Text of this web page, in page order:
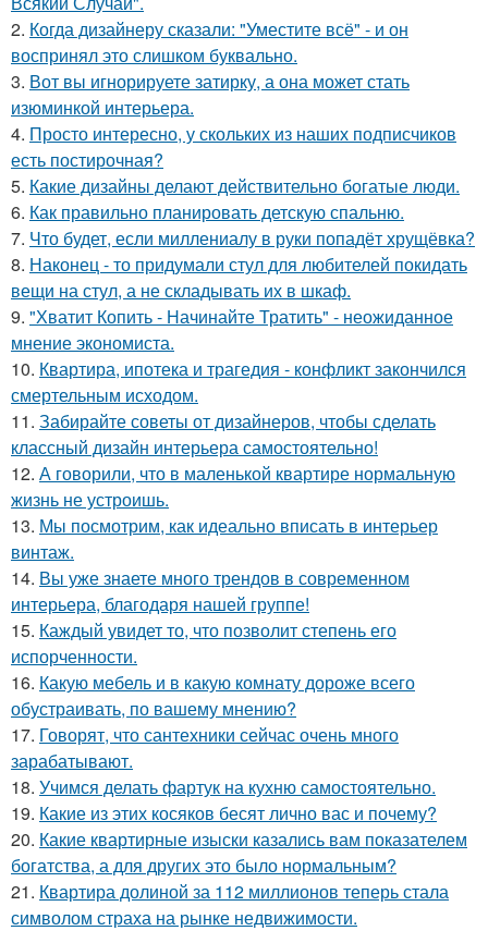
2. Когда дизайнеру сказали: "Уместите всё" - и он
воспринял это слишком буквально.
3. Вот вы игнорируете затирку, а она может стать
изюминкой интерьера.
4. Просто интересно, у скольких из наших подписчиков
есть постирочная?
5. Какие дизайны делают действительно богатые люди.
6. Как правильно планировать детскую спальню.
7. Что будет, если миллениалу в руки попадёт хрущёвка?
8. Наконец - то придумали стул для любителей покидать
вещи на стул, а не складывать их в шкаф.
9. "Хватит Копить - Начинайте Тратить" - неожиданное
мнение экономиста.
10. Квартира, ипотека и трагедия - конфликт закончился
смертельным исходом.
11. Забирайте советы от дизайнеров, чтобы сделать
классный дизайн интерьера самостоятельно!
12. А говорили, что в маленькой квартире нормальную
жизнь не устроишь.
13. Мы посмотрим, как идеально вписать в интерьер
винтаж.
14. Вы уже знаете много трендов в современном
интерьера, благодаря нашей группе!
15. Каждый увидет то, что позволит степень его
испорченности.
16. Какую мебель и в какую комнату дороже всего
обустраивать, по вашему мнению?
17. Говорят, что сантехники сейчас очень много
зарабатывают.
18. Учимся делать фартук на кухню самостоятельно.
19. Какие из этих косяков бесят лично вас и почему?
20. Какие квартирные изыски казались вам показателем
богатства, а для других это было нормальным?
21. Квартира долиной за 112 миллионов теперь стала
символом страха на рынке недвижимости.